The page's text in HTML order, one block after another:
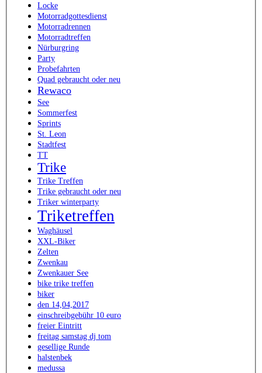
Locke
Motorradgottesdienst
Motorradrennen
Motorradtreffen
Nürburgring
Party
Probefahrten
Quad gebraucht oder neu
Rewaco
See
Sommerfest
Sprints
St. Leon
Stadtfest
TT
Trike
Trike Treffen
Trike gebraucht oder neu
Triker winterparty
Triketreffen
Waghäusel
XXL-Biker
Zelten
Zwenkau
Zwenkauer See
bike trike treffen
biker
den 14,04,2017
einschreibgebühr 10 euro
freier Eintritt
freitag samstag dj tom
gesellige Runde
halstenbek
medussa